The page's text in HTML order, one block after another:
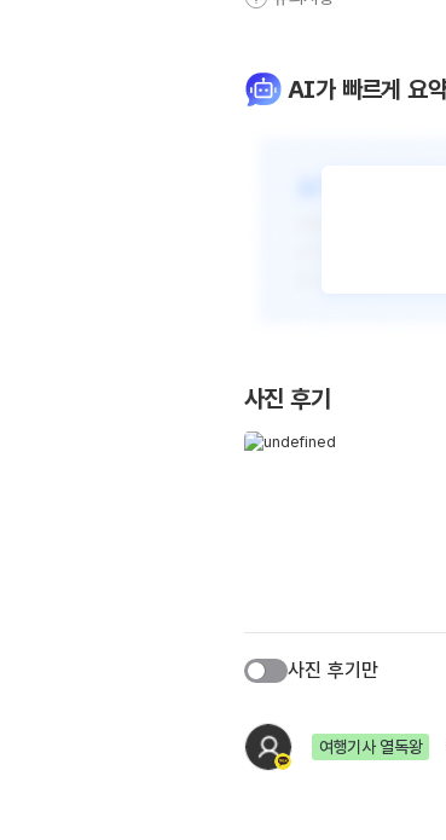
AI가 빠르게 요
사진 후기
사진 후기만
여행기사 열독왕